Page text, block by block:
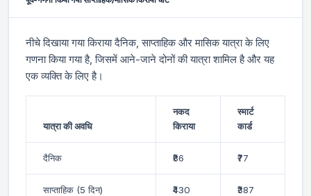
नीचे दिखाया गया किराया दैनिक, साप्ताहिक और मासिक यात्रा के लिए
गणना किया गया है, जिसमें आने-जाने दोनों की यात्रा शामिल है और यह
एक व्यक्ति के लिए है।
यात्रा की अवधि
नकद
किराया
स्मार्ट
कार्ड
दैनिक ₹86 ₹77
साप्ताहिक (5 दिन) ₹430 ₹387